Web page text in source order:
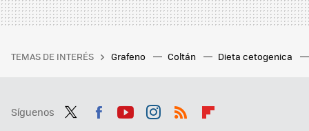
TEMAS DE INTERÉS Grafeno Coltán Dieta cetogenica
Síguenos